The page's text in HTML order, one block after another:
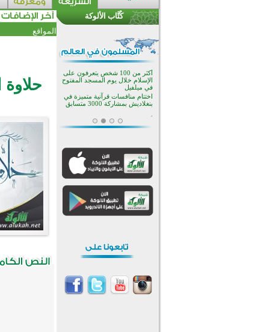
المواقع
حلاوة
كُتَّاب الألوكة
اختتام الدورة التاسعة لمسابقة حفظ
وتلاوة القرآن الكريم في أزناكاييف
في ميلفيل
اختتام منافسات قرآنية متميزة في
بنغلاديش بمشاركة 3000 متسابق
أكثر من 400 طالب يشاركون في
مسابقة المعلومات الإسلامية
بأستراليا
افتتاح تاريخي لأول مسجد في بلييفليا
بالجبل الأسود منذ أكثر من قرن
منطقة ريبوفسي تحتفل بميلاد
مسجد جديد في أجواء إيمانية مميزة
أستراليا يفتتح أبوابه بعد سنوات من
العمل والعطاء
القرآن والتربية في صدارة البرامج
الصيفية للمسلمين في بينزا
اختتام الدورة التاسعة لمسابقة حفظ
وتلاوة القرآن الكريم في أزناكاييف
أكثر من 100 شخص يتعرفون على
بنغلاديش بمشاركة 3000 متسابق